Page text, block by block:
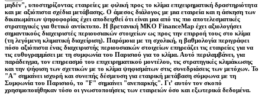
μηδέν", υποστηρίζοντας εταιρείες με φιλική προς το κλίμα επιχειρηματική δραστηριότητα
και με αξιόπιστα σχέδια μετάβασης. Ο άμεσος διάλογος με μια εταιρεία και η άσκηση των
δικαιωμάτων ψηφοφορίας έχει αποδειχθεί ότι είναι μια από τις πιο αποτελεσματικές
στρατηγικές για θετικό αντίκτυπο. Η βρετανική ΜΚΟ FinanceMap έχει αξιολογήσει
σημαντικούς διαχειριστές περιουσιακών στοιχείων ως προς την επιρροή τους στο κλίμα
(τη λεγόμενη κλιματική διαχείριση). Παρόμοια με τη σχολική, η βαθμολογία περιγράφει
πόσο αξιόπιστα ένας διαχειριστής περιουσιακών στοιχείων επηρεάζει τις εταιρείες για να
τις ευθυγραμμίσει με τη συμφωνία του Παρισιού για το κλίμα. Αυτό περιλαμβάνει, για
παράδειγμα, τον επηρεασμό του επιχειρηματικού μοντέλου, τις στρατηγικές κλιμάκωσης
και την ψήφιση των σχετικών με το κλίμα ψηφισμάτων στις συνεδριάσεις των μετόχων. Το
"Α" σημαίνει ισχυρή και συνεπής δέσμευση για εταιρική μετάβαση σύμφωνα με τη
Συμφωνία του Παρισιού, το "F" σημαίνει "ανεπαρκής". Γι’ αυτόν τον σκοπό
χρησιμοποιήθηκαν τόσο οι γνωστοποιήσεις των εταιρειών όσο και εξωτερικά δεδομένα.